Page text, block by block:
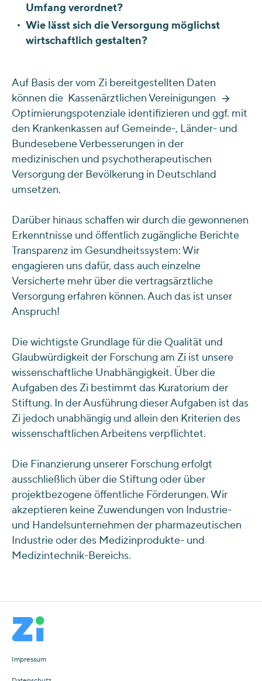
Umfang verordnet?
Wie lässt sich die Versorgung möglichst
wirtschaftlich gestalten?
Auf Basis der vom Zi bereitgestellten Daten
können die Kassenärztlichen Vereinigungen
Optimierungspotenziale identifizieren und ggf. mit
den Krankenkassen auf Gemeinde-, Länder- und
Bundesebene Verbesserungen in der
medizinischen und psychotherapeutischen
Versorgung der Bevölkerung in Deutschland
umsetzen.
Darüber hinaus schaffen wir durch die gewonnenen
Erkenntnisse und öffentlich zugängliche Berichte
Transparenz im Gesundheitssystem: Wir
engagieren uns dafür, dass auch einzelne
Versicherte mehr über die vertragsärztliche
Versorgung erfahren können. Auch das ist unser
Anspruch!
Die wichtigste Grundlage für die Qualität und
Glaubwürdigkeit der Forschung am Zi ist unsere
wissenschaftliche Unabhängigkeit. Über die
Aufgaben des Zi bestimmt das Kuratorium der
Stiftung. In der Ausführung dieser Aufgaben ist das
Zi jedoch unabhängig und allein den Kriterien des
wissenschaftlichen Arbeitens verpflichtet.
Die Finanzierung unserer Forschung erfolgt
ausschließlich über die Stiftung oder über
projektbezogene öffentliche Förderungen. Wir
akzeptieren keine Zuwendungen von Industrie-
und Handelsunternehmen der pharmazeutischen
Industrie oder des Medizinprodukte- und
Medizintechnik-Bereichs.
Impressum